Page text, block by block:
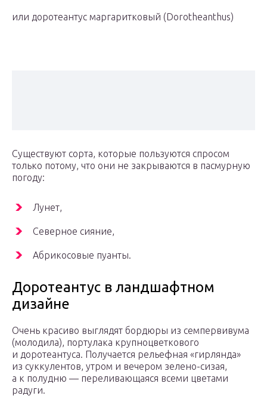
или доротеантус маргаритковый (Dorotheanthus)
Существуют сорта, которые пользуются спросом
только потому, что они не закрываются в пасмурную
погоду:
Лунет,
Северное сияние,
Абрикосовые пуанты.
Доротеантус в ландшафтном
дизайне
Очень красиво выглядят бордюры из семпервивума
(молодила), портулака крупноцветкового
и доротеантуса. Получается рельефная «гирлянда»
из суккулентов, утром и вечером зелено-сизая,
а к полудню — переливающаяся всеми цветами
радуги.